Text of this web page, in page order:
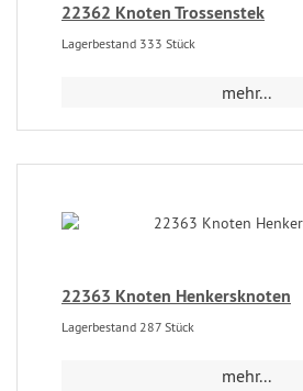
22362 Knoten Trossenstek
Lagerbestand 333 Stück
mehr...
22363 Knoten Henkersknoten
Lagerbestand 287 Stück
mehr...